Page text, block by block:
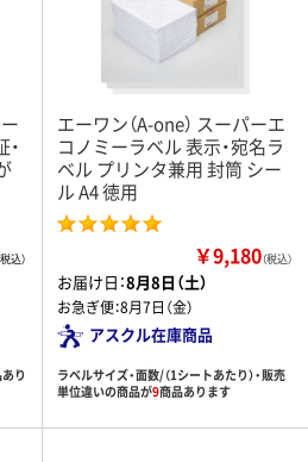
り
エーワン（A-one） スーパーエ
コノミーラベル 表示・宛名ラ
ベル プリンタ兼用 封筒 シー
ル A4 徳用
￥9,180（税込）
お届け日：8月8日（土）
お急ぎ便：8月7日（金）
アスクル在庫商品
ラベルサイズ・面数/（1シートあたり）・販売
単位違いの商品が9商品あります